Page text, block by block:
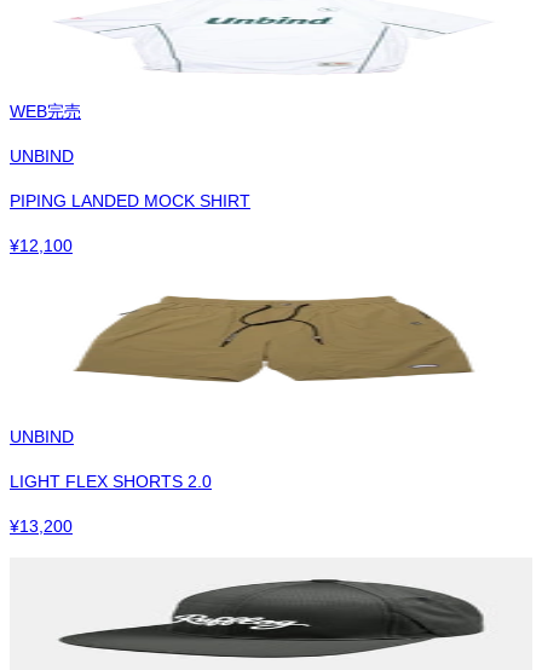
WEB完売
UNBIND
PIPING LANDED MOCK SHIRT
¥12,100
UNBIND
LIGHT FLEX SHORTS 2.0
¥13,200